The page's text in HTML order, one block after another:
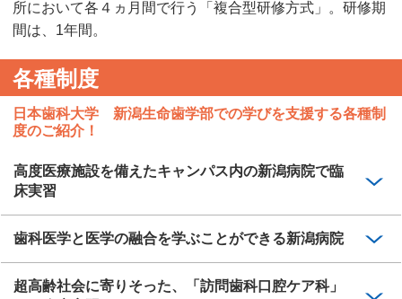
所において各４ヵ月間で行う「複合型研修方式」。研修期
間は、1年間。
各種制度
日本歯科大学 新潟生命歯学部での学びを支援する各種制
度のご紹介！
高度医療施設を備えたキャンパス内の新潟病院で臨
床実習
歯科医学と医学の融合を学ぶことができる新潟病院
超高齢社会に寄りそった、「訪問歯科口腔ケア科」